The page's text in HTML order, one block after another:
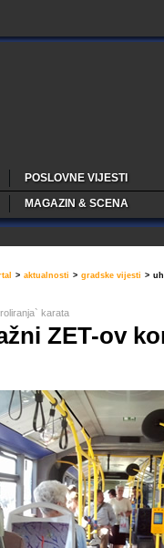
POSLOVNE VIJESTI
MAGAZIN & SCENA
> aktualnosti > gradske vijesti >
karata
ZET-ov